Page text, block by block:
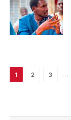
1 2 3 …